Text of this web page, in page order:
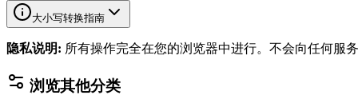
大小写转换指南
隐私说明: 所有操作完全在您的浏览器中进行。不会向任何服务
浏览其他分类